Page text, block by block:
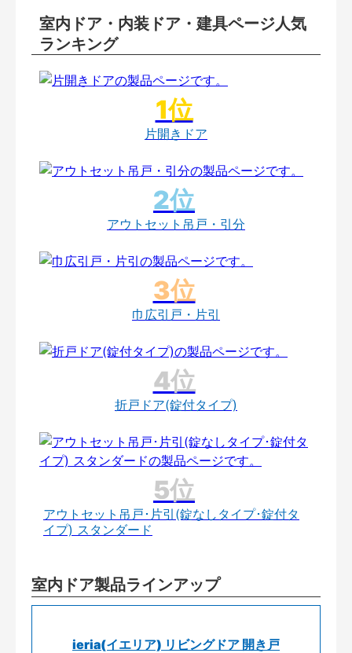
室内ドア・内装ドア・建具ページ人気
ランキング
片開きドア
アウトセット吊戸・引分
巾広引戸・片引
折戸ドア(錠付タイプ)
アウトセット吊戸･片引(錠なしタイプ･錠付タ
イプ) スタンダード
室内ドア製品ラインアップ
ieria(イエリア) リビングドア 開き戸